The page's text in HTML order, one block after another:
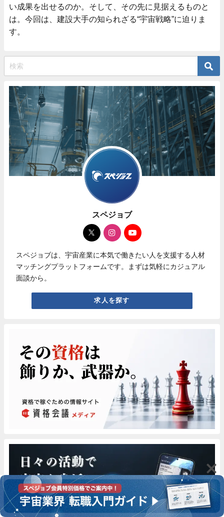
い成果を出せるのか。そして、その先に見据えるものと
は。今回は、建設大手の知られざる“宇宙戦略”に迫りま
す。
スペジョブ
スペジョブは、宇宙産業に本気で働きたい人を支援する人材
マッチングプラットフォームです。まずは気軽にカジュアル
面談から。
求人を探す